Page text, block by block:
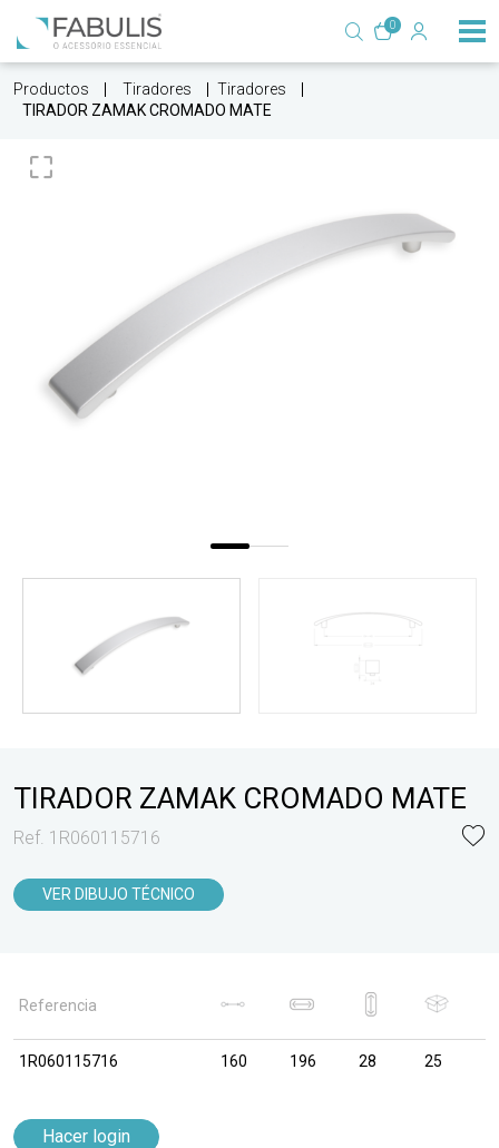
0
Productos Tiradores
Tiradores
TIRADOR ZAMAK CROMADO MATE
TIRADOR ZAMAK CROMADO MATE
Ref. 1R060115716
VER DIBUJO TÉCNICO
Referencia
1R060115716 160 196 28 25
Hacer login